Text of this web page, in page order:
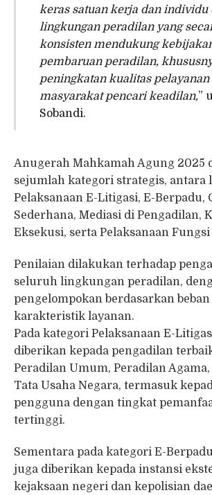
keras satuan kerja dan individu
lingkungan peradilan yang
konsisten mendukung
pembaruan peradilan,
peningkatan kualitas pelayanan
masyarakat pencari keadilan,”
Sobandi.
Anugerah Mahkamah Agung 2025
sejumlah kategori strategis, antara
Pelaksanaan E-Litigasi, E-Berpadu,
Sederhana, Mediasi di Pengadilan,
Eksekusi, serta Pelaksanaan
Penilaian dilakukan terhadap
seluruh lingkungan peradilan,
pengelompokan berdasarkan
karakteristik layanan.
Pada kategori Pelaksanaan E-
diberikan kepada pengadilan
Peradilan Umum, Peradilan
Tata Usaha Negara, termasuk
pengguna dengan tingkat
tertinggi.
Sementara pada kategori E-
juga diberikan kepada instansi
kejaksaan negeri dan kepolisian